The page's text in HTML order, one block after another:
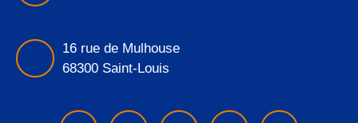
16 rue de Mulhouse
68300 Saint-Louis